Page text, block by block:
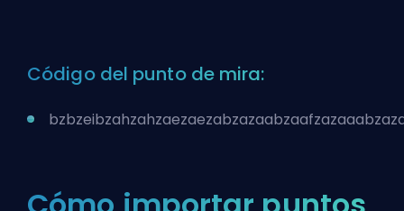
Código del punto de mira: